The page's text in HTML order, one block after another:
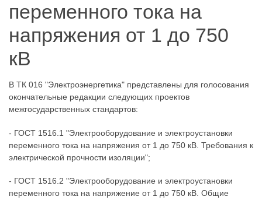
переменного тока на
напряжения от 1 до 750
кВ
В ТК 016 "Электроэнергетика" представлены для голосования
окончательные редакции следующих проектов
межгосударственных стандартов:
- ГОСТ 1516.1 "Электрооборудование и электроустановки
переменного тока на напряжения от 1 до 750 кВ. Требования к
электрической прочности изоляции";
- ГОСТ 1516.2 "Электрооборудование и электроустановки
переменного тока на напряжение от 1 до 750 кВ. Общие